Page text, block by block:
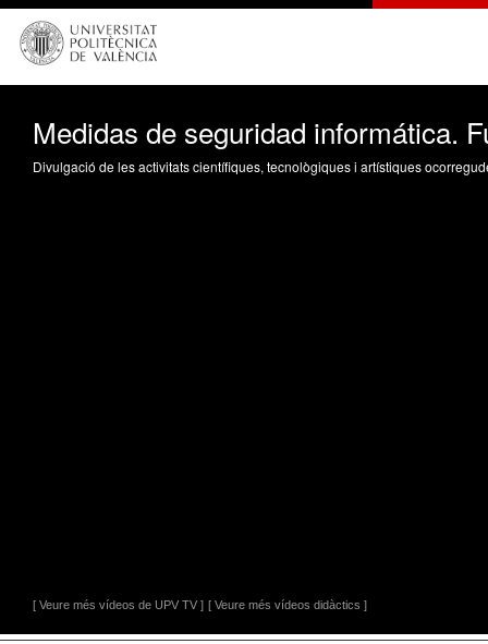
Medidas de seguridad informática.
Divulgació de les activitats científiques, tecnològiques i artístiques
[ Veure més vídeos de UPV TV ] [ Veure més vídeos didàctics ]